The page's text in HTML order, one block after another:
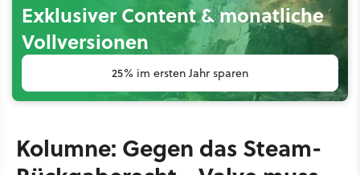
Exklusiver Content & monatliche
Vollversionen
25% im ersten Jahr sparen
Kolumne: Gegen das Steam-